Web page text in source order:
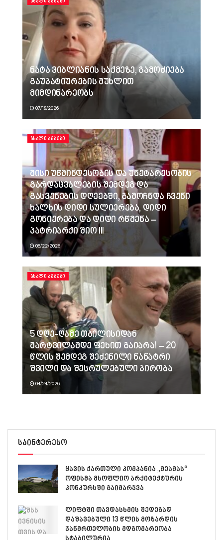
ნატა ვიბლიანის საქმეზე, გამოძიება
გაუპატიურების მუხლით
მიმდინარეობს
07/18/2026
ᲐᲮᲐᲚᲘ ᲐᲛᲑᲔᲑᲘ
მისი უწმინდესობის და უნეტარესობის
გარდაცვალების შემდეგ და
გასვენების დღეებში, გამოჩნდა ჩვენი
ხალხის დიდი სულიერება, დიდი
გონიერება და დიდი რწმენა –
პატრიარქი შიო III
05/22/2026
ᲐᲮᲐᲚᲘ ᲐᲛᲑᲔᲑᲘ
5 დღე-ღამე თბილისიდან
მარტვილამდე ფეხით გაიარა! – 20
წლის შემდეგ შეძენილი ნანატრი
შვილი და შესრულებული პირობა
04/24/2026
საინტერესო
ყავის ქართული კომპანია „მეამას“
ოფისმა მსოფლიო არქიტექტურის
კონკურსში გაიმარჯვა
ლიფტში თავდასხმის შედეგად
დაშავებული 13 წლის მოზარდის
ჯანმრთელობის მდგომარეობა